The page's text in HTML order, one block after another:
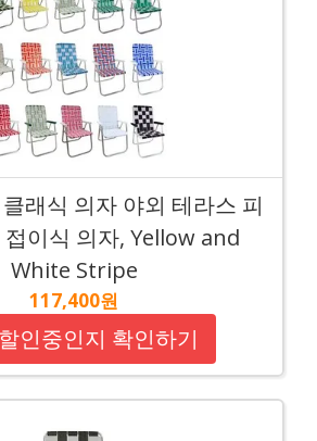
래식 의자 야외 테라스 피
이식 의자, Yellow and
White Stripe
117,400원
인중인지 확인하기